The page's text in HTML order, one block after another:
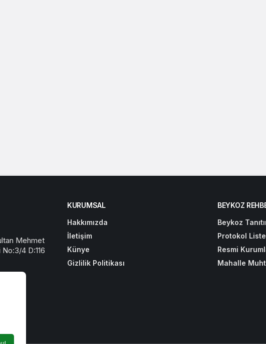
Mehmet
4 D:116
KURUMSAL
Hakkımızda
İletişim
Künye
Gizlilik Politikası
BEYKOZ
Beykoz
Protokol
Resmi
Mahalle